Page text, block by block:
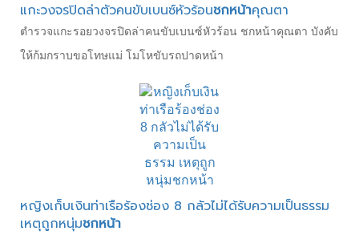
แกะวงจรปิดล่าตัวคนขับเบนซ์หัวร้อนชกหน้าคุณตา
ตำรวจแกะรอยวงจรปิดล่าคนขับเบนซ์หัวร้อน ชกหน้าคุณตา บังคับ
ให้ก้มกราบขอโทษแม่ โมโหขับรถปาดหน้า
หญิงเก็บเงินท่าเรือร้องช่อง 8 กลัวไม่ได้รับความเป็นธรรม
เหตุถูกหนุ่มชกหน้า